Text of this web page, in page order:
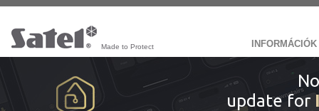
Made to Protect INFORMÁCIÓK
update for